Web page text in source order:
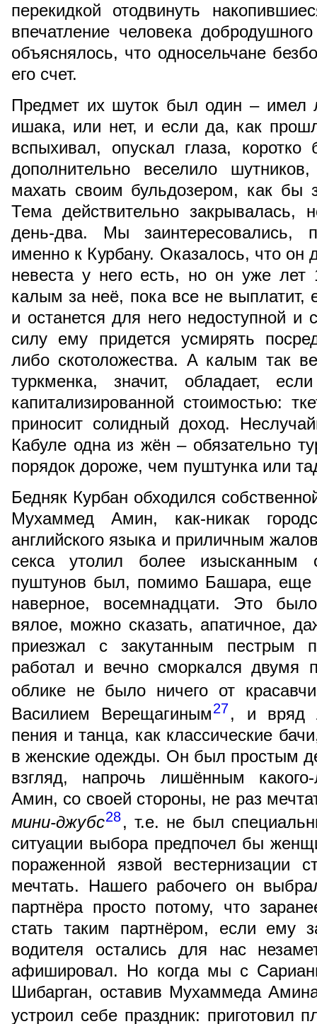
перекидкой отодвинуть
впечатление человека
объяснялось, что односельчане
его счет.
Предмет их шуток был один – имел
ишака, или нет, и если да, как
вспыхивал, опускал глаза,
дополнительно веселило
махать своим бульдозером, как бы
Тема действительно закрывалась,
день-два. Мы заинтересовались,
именно к Курбану. Оказалось, что он
невеста у него есть, но он уже лет
калым за неё, пока все не выплатит,
и останется для него недоступной
силу ему придется усмирять
либо скотоложества. А калым так
туркменка, значит, обладает,
капитализированной стоимостью:
приносит солидный доход.
Кабуле одна из жён – обязательно
порядок дороже, чем пуштунка или
Бедняк Курбан обходился
Мухаммед Амин, как-никак
английского языка и приличным
секса утолил более изысканным
пуштунов был, помимо Башара, еще
наверное, восемнадцати. Это
вялое, можно сказать, апатичное,
приезжал с закутанным пестрым
работал и вечно сморкался
облике не было ничего от
Василием Верещагиным27, и вряд
пения и танца, как классические
в женские одежды. Он был простым
взгляд, напрочь лишённым
Амин, со своей стороны, не раз
мини-джубс28, т.е. не был
ситуации выбора предпочел бы
пораженной язвой вестернизации
мечтать. Нашего рабочего он
партнёра просто потому, что
стать таким партнёром, если ему
водителя остались для нас
афишировал. Но когда мы с
Шибарган, оставив Мухаммеда
устроил себе праздник: приготовил